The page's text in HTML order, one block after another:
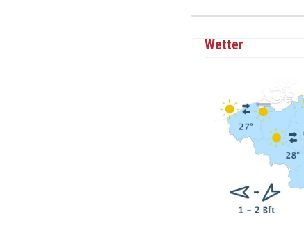
Wetter